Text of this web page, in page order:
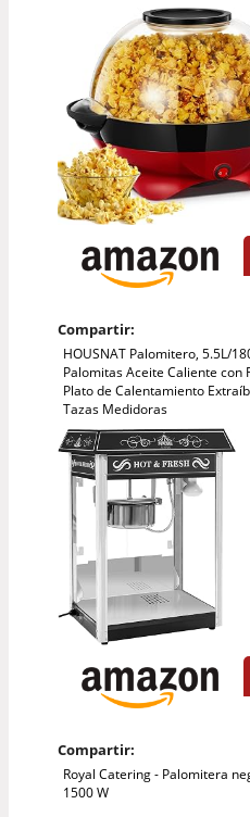
Compartir:
HOUSNAT Palomitero, 5.5L/
Palomitas Aceite Caliente
Plato de Calentamiento
Tazas Medidoras
Compartir:
Royal Catering - Palomitera
1500 W